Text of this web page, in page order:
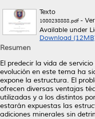
Texto
1080238888.pdf-
Available under
Download
Resumen
El predecir la vida de
evolución en este tema ha
expone la estructura. El
ofrecen diversas ventajas
utilizadas y a los distintos
estarán expuestas las
adiciones minerales sin